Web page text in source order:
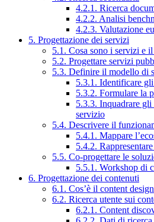
4.2.1. Ricerca
4.2.2. Analisi
4.2.3. Valutazione
5. Progettazione dei servizi
5.1. Cosa sono i servizi e
5.2. Progettare servizi
5.3. Definire il modello di
5.3.1. Identificare
5.3.2. Formulare la
5.3.3. Inquadrare
servizio
5.4. Descrivere il
5.4.1. Mappare
5.4.2.
5.5. Co-progettare le
5.5.1. Workshop di
6. Progettazione dei contenuti
6.1. Cos’è il content design
6.2. Ricerca utente sui
6.2.1. Content